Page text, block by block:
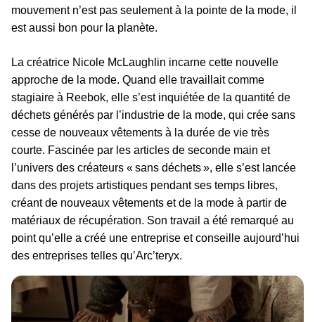
mouvement n’est pas seulement à la pointe de la mode, il
est aussi bon pour la planète.
La créatrice Nicole McLaughlin incarne cette nouvelle
approche de la mode. Quand elle travaillait comme
stagiaire à Reebok, elle s’est inquiétée de la quantité de
déchets générés par l’industrie de la mode, qui crée sans
cesse de nouveaux vêtements à la durée de vie très
courte. Fascinée par les articles de seconde main et
l’univers des créateurs « sans déchets », elle s’est lancée
dans des projets artistiques pendant ses temps libres,
créant de nouveaux vêtements et de la mode à partir de
matériaux de récupération. Son travail a été remarqué au
point qu’elle a créé une entreprise et conseille aujourd’hui
des entreprises telles qu’Arc’teryx.